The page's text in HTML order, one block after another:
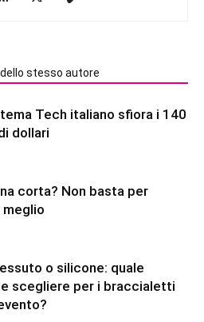
stesso autore
Tech italiano sfiora i 140
dollari
corta? Non basta per
meglio
o silicone: quale
scegliere per i braccialetti